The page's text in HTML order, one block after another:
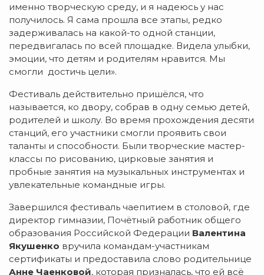
именно творческую среду, и я надеюсь у нас
получилось. Я сама прошла все этапы, редко
задерживалась на какой-то одной станции,
передвигалась по всей площадке. Видела улыбки,
эмоции, что детям и родителям нравится. Мы
смогли достичь цели».
Фестиваль действительно пришёлся, что
называется, ко двору, собрав в одну семью детей,
родителей и школу. Во время прохождения десяти
станций, его участники смогли проявить свои
таланты и способности. Были творческие мастер-
классы по рисованию, цирковые занятия и
пробные занятия на музыкальных инструментах и
увлекательные командные игры.
Завершился фестиваль чаепитием в столовой, где
директор гимназии, Почётный работник общего
образования Российской Федерации Валентина
Якушенко вручила командам-участникам
сертификаты и предоставила слово родительнице
Анне Чаенковой, которая призналась, что ей всё